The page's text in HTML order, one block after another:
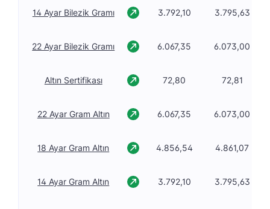
14 Ayar Bilezik Gramı 3.792,10 3.795,63
22 Ayar Bilezik Gramı 6.067,35 6.073,00
Altın Sertifikası 72,80 72,81
22 Ayar Gram Altın 6.067,35 6.073,00
18 Ayar Gram Altın 4.856,54 4.861,07
14 Ayar Gram Altın 3.792,10 3.795,63